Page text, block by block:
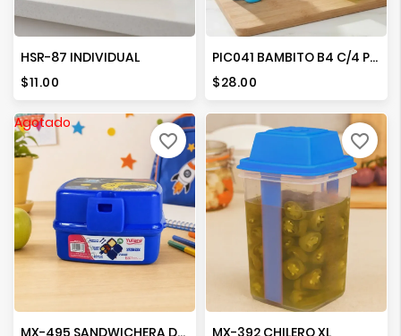
HSR-87 INDIVIDUAL
Precio
$11.00
PIC041 BAMBITO B4 C/4 PZAS.
Precio
$28.00
Agotado
MX-495 SANDWICHERA DOBLE EQUIPADA
favorite_border
MX-392 CHILERO XL
favorite_border